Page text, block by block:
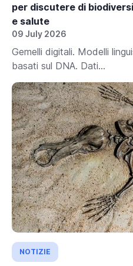
per discutere di
e salute
09 July 2026
Gemelli digitali. Modelli
basati sul DNA. Dati...
NOTIZIE